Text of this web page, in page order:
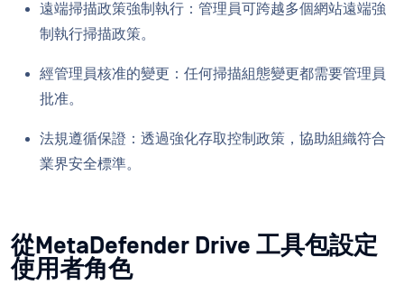
遠端掃描政策強制執行：管理員可跨越多個網站遠端強
制執行掃描政策。
經管理員核准的變更：任何掃描組態變更都需要管理員
批准。
法規遵循保證：透過強化存取控制政策，協助組織符合
業界安全標準。
從MetaDefender Drive 工具包設定
使用者角色